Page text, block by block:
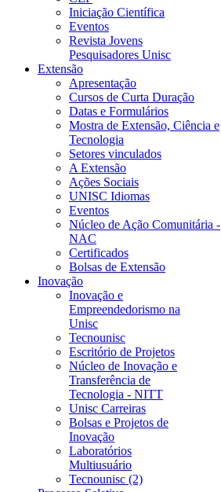
Iniciação Científica
Eventos
Revista Jovens
Pesquisadores Unisc
Extensão
Apresentação
Cursos de Curta Duração
Datas e Formulários
Mostra de Extensão, Ciência e
Tecnologia
Setores vinculados
A Extensão
Ações Sociais
UNISC Idiomas
Eventos
Núcleo de Ação Comunitária -
NAC
Certificados
Bolsas de Extensão
Inovação
Inovação e
Empreendedorismo na
Unisc
Tecnounisc
Escritório de Projetos
Núcleo de Inovação e
Transferência de
Tecnologia - NITT
Unisc Carreiras
Bolsas e Projetos de
Inovação
Laboratórios
Multiusuário
Tecnounisc (2)